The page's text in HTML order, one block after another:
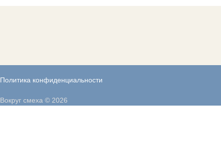
Политика конфиденциальности
Вокруг смеха © 2026